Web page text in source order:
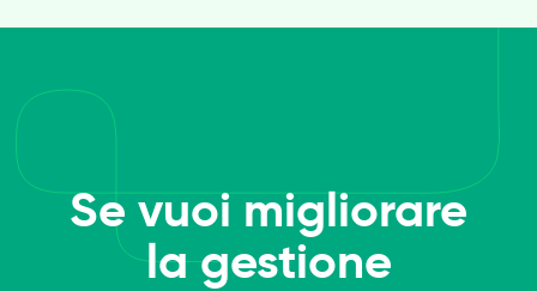
Se vuoi migliorare
la gestione